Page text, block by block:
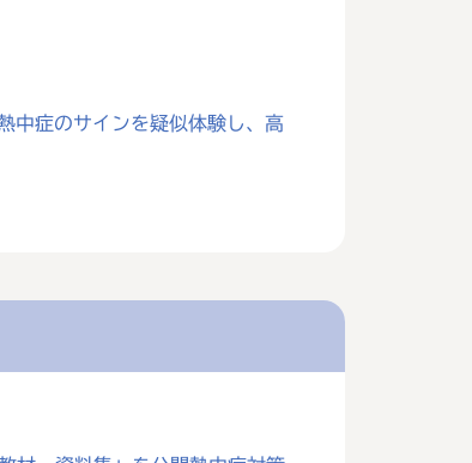
中症のサインを疑似体験し、高